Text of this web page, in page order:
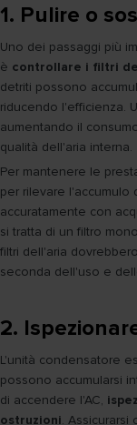
1. Pulire o
Uno dei passaggi più
è controllare i filtri
detriti possono
riducendo l'efficienza.
aumentando il
qualità dell'aria interna.
Per mantenere le
per rilevare l'accumulo
accuratamente con
si tratta di un filtro
filtri dell'aria
seconda dell'uso e
2.
L'unità condensatore
possono accumularsi
di accendere l'AC,
ostruzioni.